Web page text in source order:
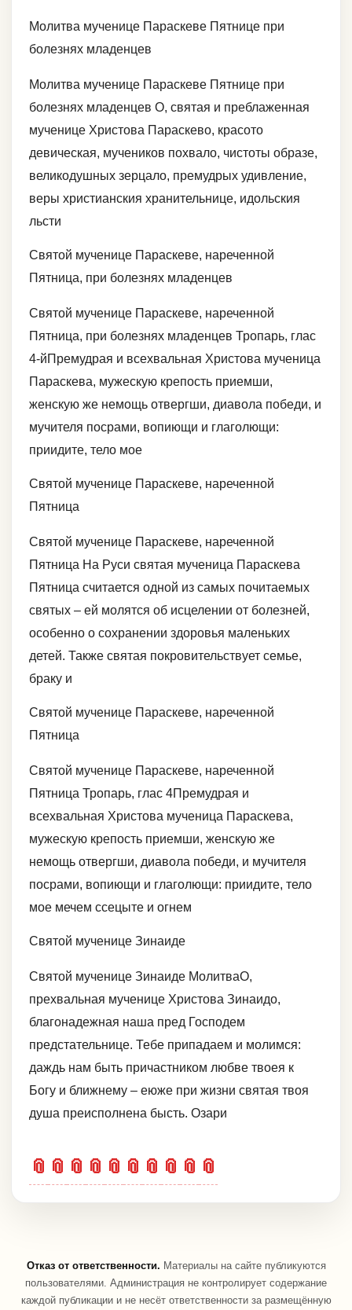
Молитва мученице Параскеве Пятнице при
болезнях младенцев
Молитва мученице Параскеве Пятнице при
болезнях младенцев О, святая и преблаженная
мученице Христова Параскево, красото
девическая, мучеников похвало, чистоты образе,
великодушных зерцало, премудрых удивление,
веры христианския хранительнице, идольския
льсти
Святой мученице Параскеве, нареченной
Пятница, при болезнях младенцев
Святой мученице Параскеве, нареченной
Пятница, при болезнях младенцев Тропарь, глас
4-йПремудрая и всехвальная Христова мученица
Параскева, мужескую крепость приемши,
женскую же немощь отвергши, диавола победи, и
мучителя посрами, вопиющи и глаголющи:
приидите, тело мое
Святой мученице Параскеве, нареченной
Пятница
Святой мученице Параскеве, нареченной
Пятница На Руси святая мученица Параскева
Пятница считается одной из самых почитаемых
святых – ей молятся об исцелении от болезней,
особенно о сохранении здоровья маленьких
детей. Также святая покровительствует семье,
браку и
Святой мученице Параскеве, нареченной
Пятница
Святой мученице Параскеве, нареченной
Пятница Тропарь, глас 4Премудрая и
всехвальная Христова мученица Параскева,
мужескую крепость приемши, женскую же
немощь отвергши, диавола победи, и мучителя
посрами, вопиющи и глаголющи: приидите, тело
мое мечем ссецыте и огнем
Святой мученице Зинаиде
Святой мученице Зинаиде МолитваО,
прехвальная мученице Христова Зинаидо,
благонадежная наша пред Господем
предстательнице. Тебе припадаем и молимся:
даждь нам быть причастником любве твоея к
Богу и ближнему – еюже при жизни святая твоя
душа преисполнена бысть. Озари
📎 📎 📎 📎 📎 📎 📎 📎 📎 📎
Отказ от ответственности. Материалы на сайте публикуются
пользователями. Администрация не контролирует содержание
каждой публикации и не несёт ответственности за размещённую